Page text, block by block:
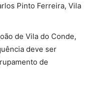
Pinto Ferreira, Vila
de Vila do Conde,
deve ser
de